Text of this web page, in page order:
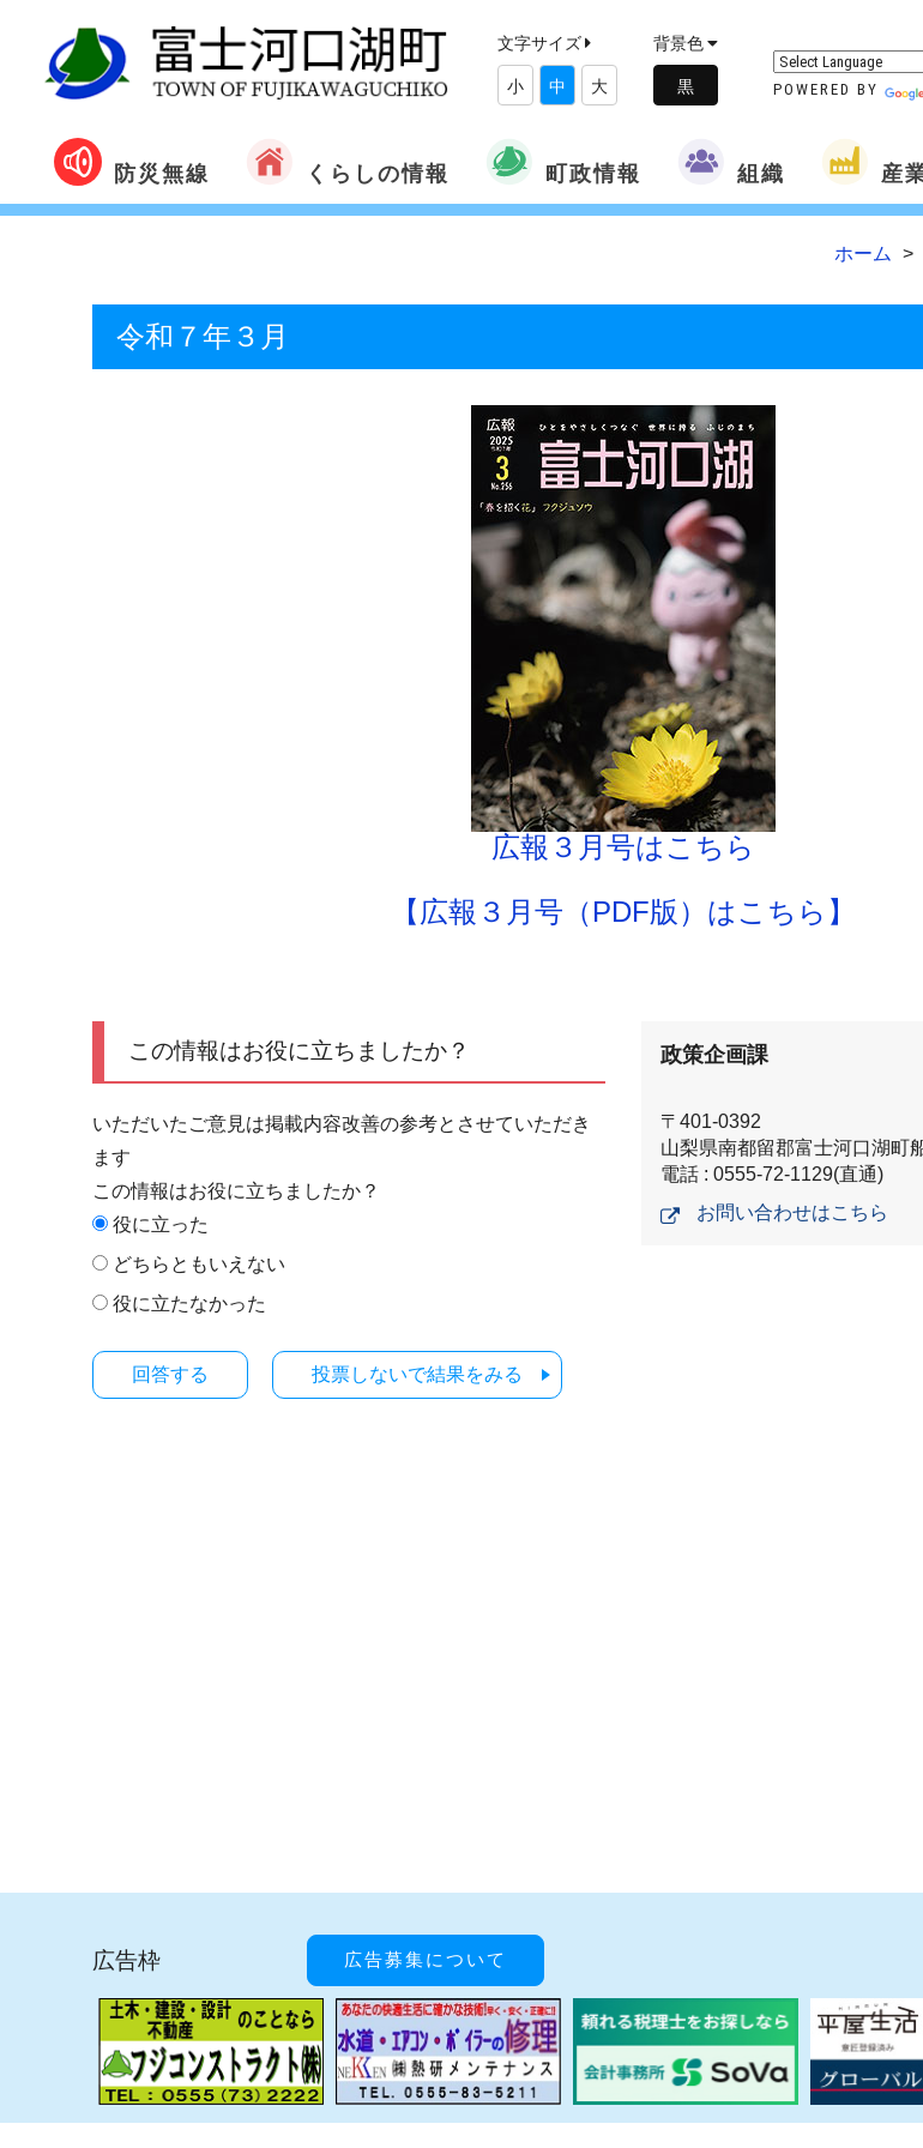
文字サイズ
小 中 大
背景色
POWERED BY
防災無線 くらしの情報 町政情報 組織 産
ホーム
令和７年３月
広報３月号はこちら
【広報３月号（PDF版）はこちら】
この情報はお役に立ちましたか？
いただいたご意見は掲載内容改善の参考とさせていただき
ます
この情報はお役に立ちましたか？
役に立った
どちらともいえない
役に立たなかった
投票しないで結果をみる
政策企画課
〒401-0392
山梨県南都留郡富士河口湖町
電話 : 0555-72-1129(直通)
お問い合わせはこちら
広告枠 広告募集について